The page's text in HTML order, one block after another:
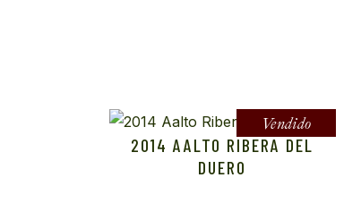
Vendido
2014 AALTO RIBERA DEL
DUERO